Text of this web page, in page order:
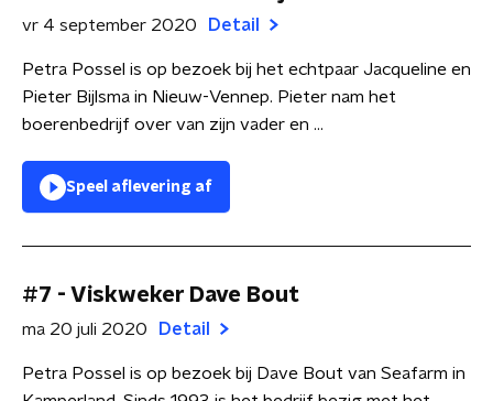
vr 4 september 2020 Detail
Petra Possel is op bezoek bij het echtpaar Jacqueline en
Pieter Bijlsma in Nieuw-Vennep. Pieter nam het
boerenbedrijf over van zijn vader en ...
Speel aflevering af
#7 - Viskweker Dave Bout
ma 20 juli 2020 Detail
Petra Possel is op bezoek bij Dave Bout van Seafarm in